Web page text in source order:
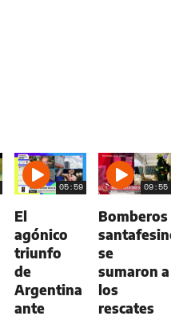
05:59
El
agónico
triunfo
de
Argentina
ante
09:55
Bomberos
santafesinos
se
sumaron a
los
rescates